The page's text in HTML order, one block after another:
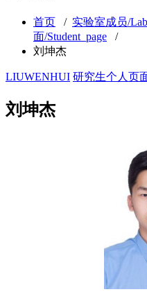
首页 / 实验室成员/
面/Student_page /
刘坤杰
LIUWENHUI 研究生个人页
刘坤杰